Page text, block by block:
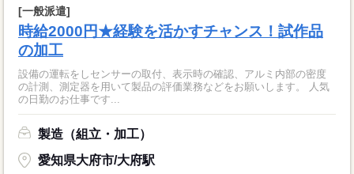
[一般派遣]
時給2000円★経験を活かすチャンス！試作品
の加工
設備の運転をしセンサーの取付、表示時の確認、アルミ内部の密度
の計測、測定器を用いて製品の評価業務などをお願いします。 人気
の日勤のお仕事です...
製造（組立・加工）
愛知県大府市/大府駅